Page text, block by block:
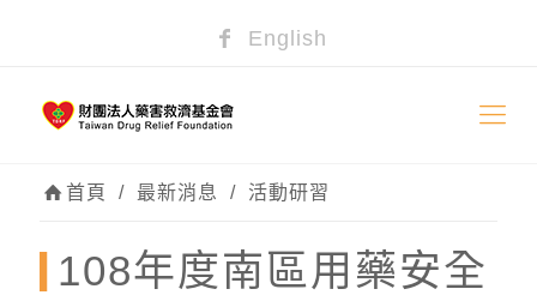
English
首頁 / 最新消息 / 活動研習
108年度南區用藥安全